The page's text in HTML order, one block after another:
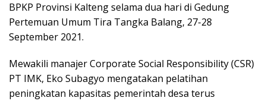
BPKP Provinsi Kalteng selama dua hari di Gedung
Pertemuan Umum Tira Tangka Balang, 27-28
September 2021.
Mewakili manajer Corporate Social Responsibility (CSR)
PT IMK, Eko Subagyo mengatakan pelatihan
peningkatan kapasitas pemerintah desa terus